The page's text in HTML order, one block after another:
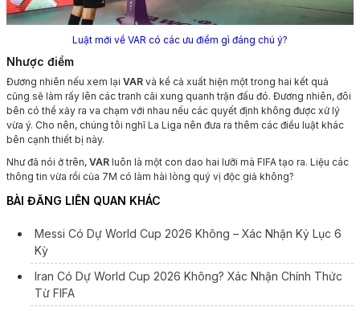
Luật mới về VAR có các ưu điểm gì đáng chú ý?
Nhược điểm
Đương nhiên nếu xem lại VAR và kể cả xuất hiện một trong hai kết quả
cũng sẽ làm rấy lên các tranh cãi xung quanh trận đấu đó. Đương nhiên, đôi
bên có thể xảy ra va chạm với nhau nếu các quyết định không được xử lý
vừa ý. Cho nên, chúng tôi nghĩ La Liga nên đưa ra thêm các điều luật khác
bên cạnh thiết bị này.
Như đã nói ở trên, VAR luôn là một con dao hai lưỡi mà FIFA tạo ra. Liệu các
thông tin vừa rồi của 7M có làm hài lòng quý vị độc giả không?
BÀI ĐĂNG LIÊN QUAN KHÁC
Messi Có Dự World Cup 2026 Không – Xác Nhận Kỷ Lục 6
Kỳ
Iran Có Dự World Cup 2026 Không? Xác Nhận Chính Thức
Từ FIFA